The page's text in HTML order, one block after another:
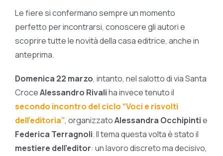
Le fiere si confermano sempre un momento
perfetto per incontrarsi, conoscere gli autori e
scoprire tutte le novità della casa editrice, anche in
anteprima.
Domenica 22 marzo, intanto, nel salotto di via Santa
CroceAlessandro Rivaliha invece tenuto il
secondo incontro del ciclo “Voci e risvolti
dell’editoria”, organizzatoAlessandra Occhipintie
Federica Terragnoli. Il tema questa volta è stato il
mestiere dell’editor: un lavoro discreto ma decisivo,